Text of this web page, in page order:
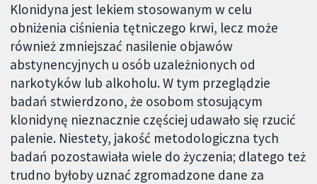
Klonidyna jest lekiem stosowanym w celu
obniżenia ciśnienia tętniczego krwi, lecz może
również zmniejszać nasilenie objawów
abstynencyjnych u osób uzależnionych od
narkotyków lub alkoholu. W tym przeglądzie
badań stwierdzono, że osobom stosującym
klonidynę nieznacznie częściej udawało się rzucić
palenie. Niestety, jakość metodologiczna tych
badań pozostawiała wiele do życzenia; dlatego też
trudno byłoby uznać zgromadzone dane za